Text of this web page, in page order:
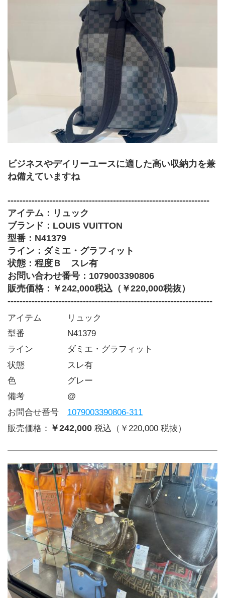
ビジネスやデイリーユースに適した高い収納力を兼
ね備えていますね
-------------------------------------------------------------------
アイテム：リュック
ブランド：LOUIS VUITTON
型番：N41379
ライン：ダミエ・グラフィット
状態：程度Ｂ　スレ有
お問い合わせ番号：1079003390806
販売価格：￥242,000税込（￥220,000税抜）
--------------------------------------------------------------------
アイテム   リュック
型番     N41379
ライン    ダミエ・グラフィット
状態     スレ有
色      グレー
備考     @
お問合せ番号 1079003390806-311
販売価格： ￥242,000 税込（￥220,000 税抜）